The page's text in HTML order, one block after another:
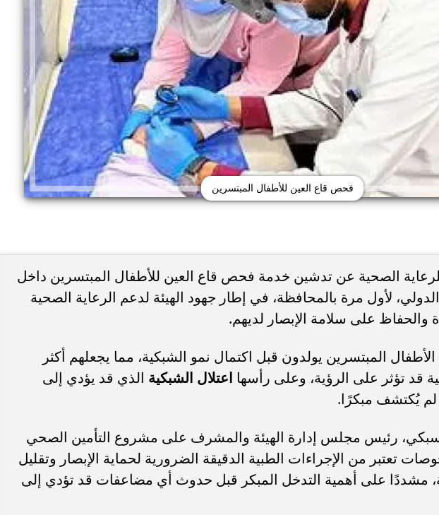
فحص قاع العين للأطفال المبتسرين
للرعاية الصحية عن تدشين خدمة فحص قاع العين للأطفال المبتسرين داخل
لأول مرة بالمحافظة، في إطار جهود الهيئة لدعم الرعاية الصحية
والحفاظ على سلامة الإبصار لديهم.
المبتسرين يولدون قبل اكتمال نمو الشبكية، مما يجعلهم أكثر
تؤثر على الرؤية، وعلى رأسها اعتلال الشبكية الذي قد يؤدي إلى
يُكتشف مبكرًا.
رئيس مجلس إدارة الهيئة والمشرف على مشروع التأمين الصحي
تعتبر من الإجراءات الطبية الدقيقة الضرورية لحماية الإبصار وتقليل
مشددًا على أهمية التدخل المبكر قبل حدوث أي مضاعفات قد تؤدي إلى
كيف تميزين بين حب الشباب وسرطان
الثدي... استشاري أورام يوضح العلامات
التحذيرية
هل يعالج الليمون والملح حب الشباب... أطباء